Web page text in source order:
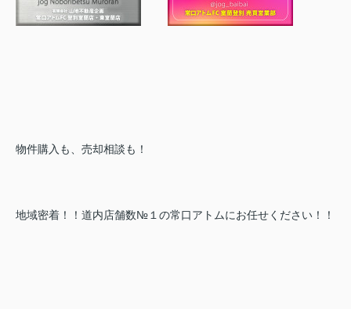
物件購入も、売却相談も！
地域密着！！道内店舗数№１の常口アトムにお任せください！！